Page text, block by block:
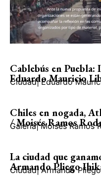
Cablebús en
Eduardo Mauricio
Ciudad| Eduardo
Chiles en nogada,
/ Moisés Ramos
Galería| Moisés Ramos
La ciudad que
Armando Pliego
Ciudad| Armando